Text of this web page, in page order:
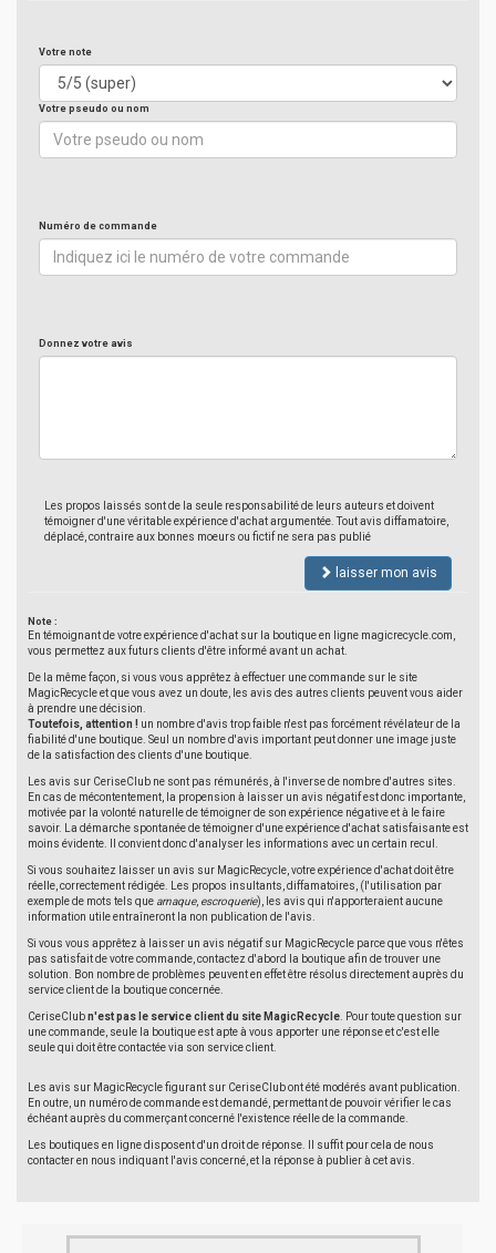
Votre note
Votre pseudo ou nom
Numéro de commande
Donnez votre avis
Les propos laissés sont de la seule responsabilité de leurs auteurs et doivent
témoigner d'une véritable expérience d'achat argumentée. Tout avis diffamatoire,
déplacé, contraire aux bonnes moeurs ou fictif ne sera pas publié
laisser mon avis
Note :
En témoignant de votre expérience d'achat sur la boutique en ligne magicrecycle.com,
vous permettez aux futurs clients d'être informé avant un achat.
De la même façon, si vous vous apprêtez à effectuer une commande sur le site
MagicRecycle et que vous avez un doute, les avis des autres clients peuvent vous aider
à prendre une décision.
Toutefois, attention ! un nombre d'avis trop faible n'est pas forcément révélateur de la
fiabilité d'une boutique. Seul un nombre d'avis important peut donner une image juste
de la satisfaction des clients d'une boutique.
Les avis sur CeriseClub ne sont pas rémunérés, à l'inverse de nombre d'autres sites.
En cas de mécontentement, la propension à laisser un avis négatif est donc importante,
motivée par la volonté naturelle de témoigner de son expérience négative et à le faire
savoir. La démarche spontanée de témoigner d'une expérience d'achat satisfaisante est
moins évidente. Il convient donc d'analyser les informations avec un certain recul.
Si vous souhaitez laisser un avis sur MagicRecycle, votre expérience d'achat doit être
réelle, correctement rédigée. Les propos insultants, diffamatoires, (l'utilisation par
exemple de mots tels que arnaque, escroquerie), les avis qui n'apporteraient aucune
information utile entraîneront la non publication de l'avis.
Si vous vous apprêtez à laisser un avis négatif sur MagicRecycle parce que vous n'êtes
pas satisfait de votre commande, contactez d'abord la boutique afin de trouver une
solution. Bon nombre de problèmes peuvent en effet être résolus directement auprès du
service client de la boutique concernée.
CeriseClubn'est pas le service client du site MagicRecycle . Pour toute question sur
une commande, seule la boutique est apte à vous apporter une réponse et c'est elle
seule qui doit être contactée via son service client.
Les avis sur MagicRecycle figurant sur CeriseClub ont été modérés avant publication.
En outre, un numéro de commande est demandé, permettant de pouvoir vérifier le cas
échéant auprès du commerçant concerné l'existence réelle de la commande.
Les boutiques en ligne disposent d'un droit de réponse. Il suffit pour cela de nous
contacter en nous indiquant l'avis concerné, et la réponse à publier à cet avis.